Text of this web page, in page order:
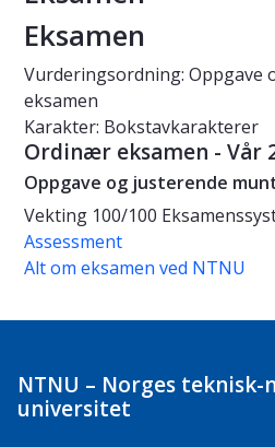
Eksamen
Vurderingsordning: Oppgave
eksamen
Karakter: Bokstavkarakterer
Ordinær eksamen - Vår
Oppgave og justerende
Vekting 100/100
Assessment
Alt om eksamen ved NTNU
NTNU – Norges
universitet